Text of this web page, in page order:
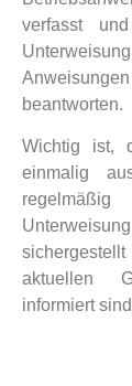
verfasst
beantworten.
Wichtig ist,
einmalig
aktuellen
informiert